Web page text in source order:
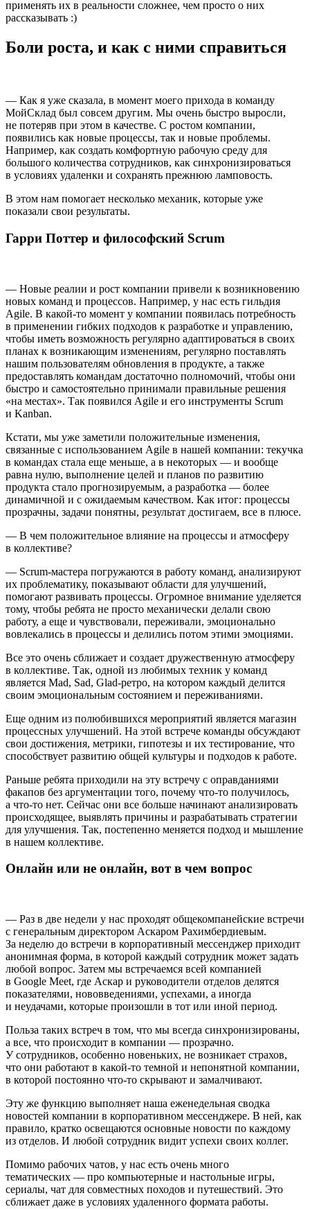
применять их в реальности сложнее, чем просто о них
рассказывать :)
Боли роста, и как с ними справиться
— Как я уже сказала, в момент моего прихода в команду
МойСклад был совсем другим. Мы очень быстро выросли,
не потеряв при этом в качестве. С ростом компании,
появились как новые процессы, так и новые проблемы.
Например, как создать комфортную рабочую среду для
большого количества сотрудников, как синхронизироваться
в условиях удаленки и сохранять прежнюю ламповость.
В этом нам помогает несколько механик, которые уже
показали свои результаты.
Гарри Поттер и философский Scrum
— Новые реалии и рост компании привели к возникновению
новых команд и процессов. Например, у нас есть гильдия
Agile. В какой-то момент у компании появилась потребность
в применении гибких подходов к разработке и управлению,
чтобы иметь возможность регулярно адаптироваться в своих
планах к возникающим изменениям, регулярно поставлять
нашим пользователям обновления в продукте, а также
предоставлять командам достаточно полномочий, чтобы они
быстро и самостоятельно принимали правильные решения
«на местах». Так появился Agile и его инструменты Scrum
и Kanban.
Кстати, мы уже заметили положительные изменения,
связанные с использованием Agile в нашей компании: текучка
в командах стала еще меньше, а в некоторых — и вообще
равна нулю, выполнение целей и планов по развитию
продукта стало прогнозируемым, а разработка — более
динамичной и с ожидаемым качеством. Как итог: процессы
прозрачны, задачи понятны, результат достигаем, все в плюсе.
— В чем положительное влияние на процессы и атмосферу
в коллективе?
— Scrum-мастера погружаются в работу команд, анализируют
их проблематику, показывают области для улучшений,
помогают развивать процессы. Огромное внимание уделяется
тому, чтобы ребята не просто механически делали свою
работу, а еще и чувствовали, переживали, эмоционально
вовлекались в процессы и делились потом этими эмоциями.
Все это очень сближает и создает дружественную атмосферу
в коллективе. Так, одной из любимых техник у команд
является Mad, Sad, Glad‑ретро, на котором каждый делится
своим эмоциональным состоянием и переживаниями.
Еще одним из полюбившихся мероприятий является магазин
процессных улучшений. На этой встрече команды обсуждают
свои достижения, метрики, гипотезы и их тестирование, что
способствует развитию общей культуры и подходов к работе.
Раньше ребята приходили на эту встречу с оправданиями
факапов без аргументации того, почему что-то получилось,
а что-то нет. Сейчас они все больше начинают анализировать
происходящее, выявлять причины и разрабатывать стратегии
для улучшения. Так, постепенно меняется подход и мышление
в нашем коллективе.
Онлайн или не онлайн, вот в чем вопрос
— Раз в две недели у нас проходят общекомпанейские встречи
с генеральным директором Аскаром Рахимбердиевым.
За неделю до встречи в корпоративный мессенджер приходит
анонимная форма, в которой каждый сотрудник может задать
любой вопрос. Затем мы встречаемся всей компанией
в Google Meet, где Аскар и руководители отделов делятся
показателями, нововведениями, успехами, а иногда
и неудачами, которые произошли в тот или иной период.
Польза таких встреч в том, что мы всегда синхронизированы,
а все, что происходит в компании — прозрачно.
У сотрудников, особенно новеньких, не возникает страхов,
что они работают в какой-то темной и непонятной компании,
в которой постоянно что-то скрывают и замалчивают.
Эту же функцию выполняет наша еженедельная сводка
новостей компании в корпоративном мессенджере. В ней, как
правило, кратко освещаются основные новости по каждому
из отделов. И любой сотрудник видит успехи своих коллег.
Помимо рабочих чатов, у нас есть очень много
тематических — про компьютерные и настольные игры,
сериалы, чат для совместных походов и путешествий. Это
сближает даже в условиях удаленного формата работы.